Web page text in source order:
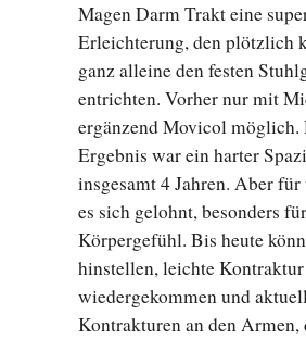
Magen Darm Trakt eine
Erleichterung, den plötzlich
ganz alleine den festen
entrichten. Vorher nur mit
ergänzend Movicol möglich.
Ergebnis war ein harter
insgesamt 4 Jahren. Aber für
es sich gelohnt, besonders
Körpergefühl. Bis heute
hinstellen, leichte
wiedergekommen und
Kontrakturen an den